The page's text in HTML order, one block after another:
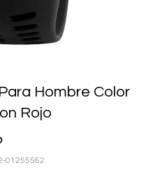
Hombre Color
Rojo
01255562